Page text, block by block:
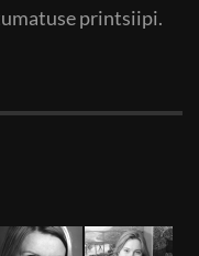
printsiipi.